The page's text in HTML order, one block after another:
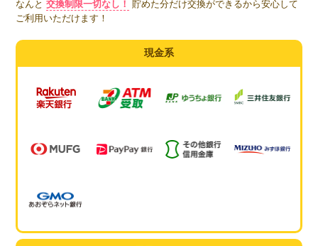
なんと 交換制限一切なし！
貯めた分だけ交換ができるから安心して
ご利用いただけます！
現金系